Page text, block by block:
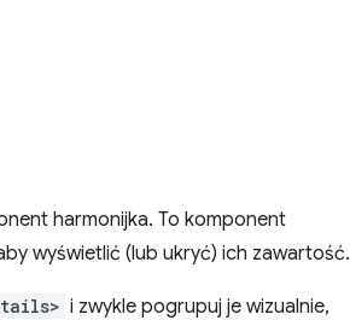
harmonijka. To komponent
wyświetlić (lub ukryć) ich zawartość.
i zwykle pogrupuj je wizualnie,